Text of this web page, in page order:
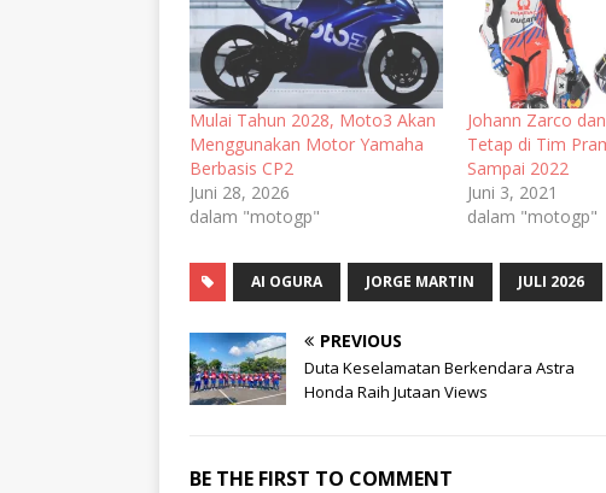
Mulai Tahun 2028, Moto3 Akan
Menggunakan Motor Yamaha
Berbasis CP2
Juni 28, 2026
dalam "motogp"
Johann Zarco
Tetap di Tim
Sampai 2022
Juni 3, 2021
dalam "motogp"
AI OGURA JORGE MARTIN JULI 2026
PREVIOUS
Duta Keselamatan Berkendara Astra
Honda Raih Jutaan Views
BE THE FIRST TO COMMENT